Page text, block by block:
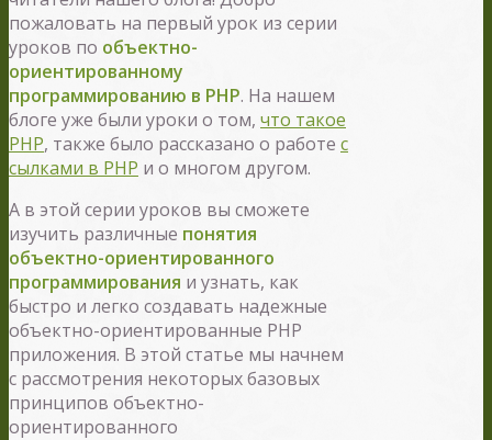
пожаловать на первый урок из серии
уроков по объектно-
ориентированному
программированию в PHP. На нашем
блоге уже были уроки о том, что такое
PHP, также было рассказано о работе с
сылками в PHP и о многом другом.
А в этой серии уроков вы сможете
изучить различные понятия
объектно-ориентированного
программирования и узнать, как
быстро и легко создавать надежные
объектно-ориентированные PHP
приложения. В этой статье мы начнем
с рассмотрения некоторых базовых
принципов объектно-
ориентированного